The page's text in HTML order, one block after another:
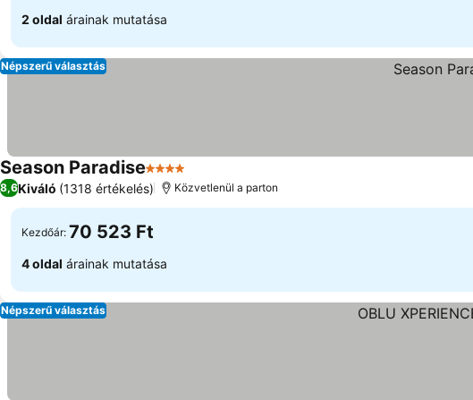
2 oldal árainak mutatása
Népszerű választás
Season Paradise4 Kategória
8,6Kiváló (1318 értékelés) Közvetlenül a parton
Kezdőár: 70 523 Ft
4 oldal árainak mutatása
Népszerű választás